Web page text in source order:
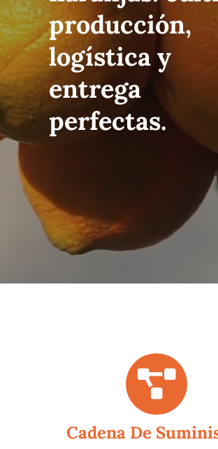
Calidad
Noticias
producción,
logística y
entrega
perfectas.
Cadena De